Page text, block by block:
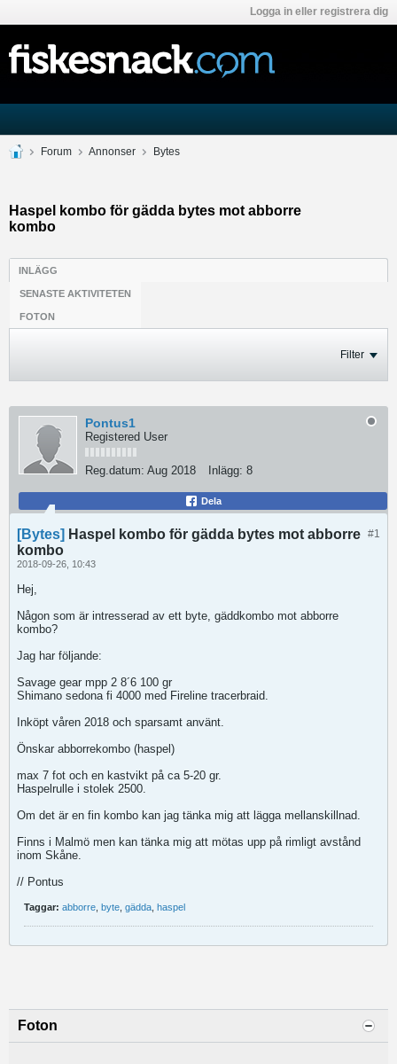
Logga in eller registrera dig
Forum Annonser Bytes
Haspel kombo för gädda bytes mot abborre
kombo
INLÄGG
SENASTE AKTIVITETEN
FOTON
Filter
Pontus1
Registered User
Reg.datum: Aug 2018 Inlägg: 8
Dela
#1
[Bytes] Haspel kombo för gädda bytes mot abborre
kombo
2018-09-26, 10:43
Hej,
Någon som är intresserad av ett byte, gäddkombo mot abborre
kombo?
Jag har följande:
Savage gear mpp 2 8´6 100 gr
Shimano sedona fi 4000 med Fireline tracerbraid.
Inköpt våren 2018 och sparsamt använt.
Önskar abborrekombo (haspel)
max 7 fot och en kastvikt på ca 5-20 gr.
Haspelrulle i stolek 2500.
Om det är en fin kombo kan jag tänka mig att lägga mellanskillnad.
Finns i Malmö men kan tänka mig att mötas upp på rimligt avstånd
inom Skåne.
// Pontus
Taggar: abborre byte gädda haspel
Foton